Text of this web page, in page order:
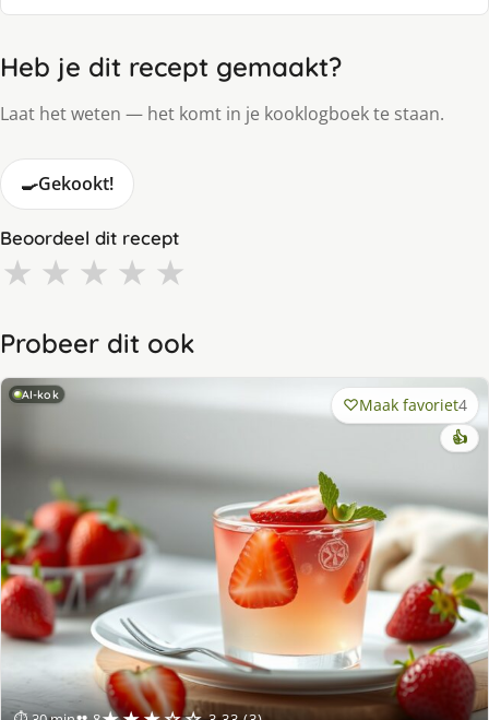
Heb je dit recept gemaakt?
Laat het weten — het komt in je kooklogboek te staan.
🍳Gekookt!
Beoordeel dit recept
★ ★ ★ ★ ★
Probeer dit ook
AI-kok Maak favoriet4
👍